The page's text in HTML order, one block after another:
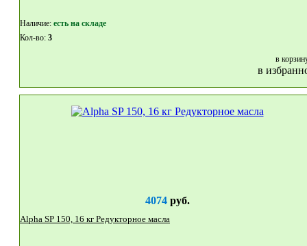
Наличие: eсть на складе
Кол-во: 3
в
в
4074руб.
Alpha SP 150, 16 кг Редукторное масла